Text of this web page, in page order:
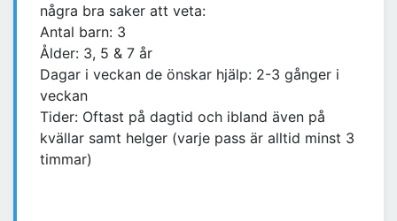
några bra saker att veta:
Antal barn: 3
Ålder: 3, 5 & 7 år
Dagar i veckan de önskar hjälp: 2-3 gånger i
veckan
Tider: Oftast på dagtid och ibland även på
kvällar samt helger (varje pass är alltid minst 3
timmar)